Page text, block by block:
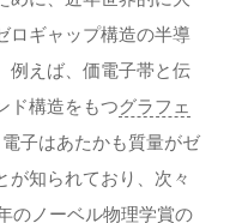
ロギャップ構造の半導
例えば、価電子帯と伝
ド構造をもつグラフェ
子はあたかも質量がゼ
が知られており、次々
のノーベル物理学賞の